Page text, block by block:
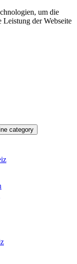
um die
der Webseite
category